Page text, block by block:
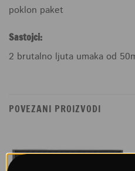
poklon paket
Sastojci:
2 brutalno ljuta umaka od
POVEZANI PROIZVODI